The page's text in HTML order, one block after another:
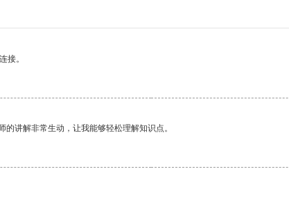
接。
讲解非常生动，让我能够轻松理解知识点。